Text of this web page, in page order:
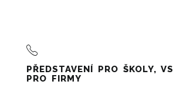
PŘEDSTAVENÍ PRO ŠKOLY,
PRO FIRMY